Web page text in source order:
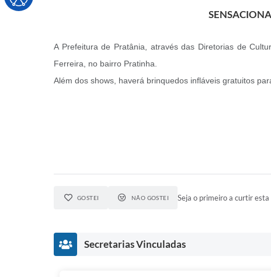
A Prefeitura de Pratânia, através das Diretorias de
Ferreira, no bairro Pratinha.
Além dos shows, haverá brinquedos infláveis gratuitos
GOSTEI NÃO GOSTEI Seja o primeiro a curtir esta
Secretarias Vinculadas